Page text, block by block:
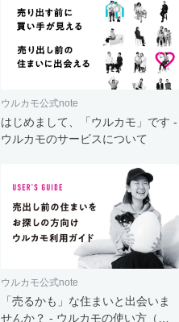
ウルカモ公式note
はじめまして、「ウルカモ」です -
ウルカモのサービスについて
ウルカモ公式note
「売るかも」な住まいと出会いま
せんか？ - ウルカモの使い方（買